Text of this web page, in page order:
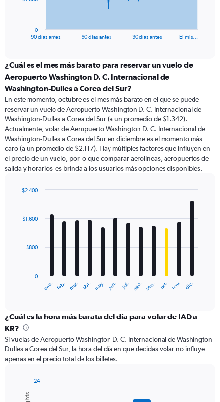
categories.
Range:
91
categories.
The
chart
has
1
Y
axis
displaying
values.
to
90 días antes 60 días antes 30 días antes El mis…
0
¿Cuál es el mes más barato para reservar un vuelo de
Aeropuerto Washington D. C. Internacional de
Washington-Dulles a Corea del Sur?
En este momento, octubre es el mes más barato en el que se puede
reservar un vuelo de Aeropuerto Washington D. C. Internacional de
Washington-Dulles a Corea del Sur (a un promedio de $1.342).
Actualmente, volar de Aeropuerto Washington D. C. Internacional de
Washington-Dulles a Corea del Sur en diciembre es el momento más
caro (a un promedio de $2.117). Hay múltiples factores que influyen en
el precio de un vuelo, por lo que comparar aerolíneas, aeropuertos de
salida y horarios les brinda a los usuarios más opciones disponibles.
with
12
The
categories.
Range:
12
categories.
The
chart
axis
ene. feb. mar. abr. may. jun. jul. ago. sep. oct. nov. dic.
0
$800
$1.600
$2.400
¿Cuál es la hora más barata del día para volar de IAD a
KR?
Si vuelas de Aeropuerto Washington D. C. Internacional de Washington-
Dulles a Corea del Sur, la hora del día en que decidas volar no influye
apenas en el precio total de los billetes.
chart
Chart
graphic.
24